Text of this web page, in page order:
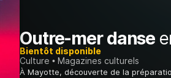
Outre-mer danse
Bientôt disponible
Culture
Magazines culturels
À Mayotte, découverte de la